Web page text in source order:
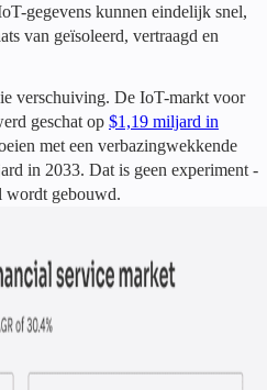
gegevens kunnen eindelijk snel,
van geïsoleerd, vertraagd en
verschuiving. De IoT-markt voor
geschat op $1,19 miljard in
met een verbazingwekkende
in 2033. Dat is geen experiment -
wordt gebouwd.